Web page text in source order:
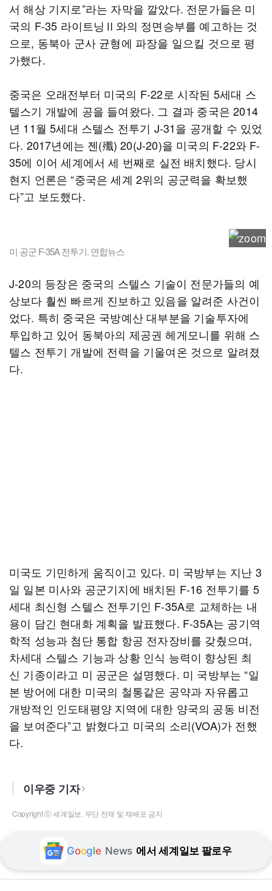
서 해상 기지로”라는 자막을 깔았다. 전문가들은 미
국의 F-35 라이트닝Ⅱ와의 정면승부를 예고하는 것
으로, 동북아 군사 균형에 파장을 일으킬 것으로 평
가했다.
중국은 오래전부터 미국의 F-22로 시작된 5세대 스
텔스기 개발에 공을 들여왔다. 그 결과 중국은 2014
년 11월 5세대 스텔스 전투기 J-31을 공개할 수 있었
다. 2017년에는 젠(殲) 20(J-20)을 미국의 F-22와 F-
35에 이어 세계에서 세 번째로 실전 배치했다. 당시
현지 언론은 “중국은 세계 2위의 공군력을 확보했
다”고 보도했다.
미 공군 F-35A 전투기. 연합뉴스
J-20의 등장은 중국의 스텔스 기술이 전문가들의 예
상보다 훨씬 빠르게 진보하고 있음을 알려준 사건이
었다. 특히 중국은 국방예산 대부분을 기술투자에
투입하고 있어 동북아의 제공권 헤게모니를 위해 스
텔스 전투기 개발에 전력을 기울여온 것으로 알려졌
다.
미국도 기민하게 움직이고 있다. 미 국방부는 지난 3
일 일본 미사와 공군기지에 배치된 F-16 전투기를 5
세대 최신형 스텔스 전투기인 F-35A로 교체하는 내
용이 담긴 현대화 계획을 발표했다. F-35A는 공기역
학적 성능과 첨단 통합 항공 전자장비를 갖췄으며,
차세대 스텔스 기능과 상황 인식 능력이 향상된 최
신 기종이라고 미 공군은 설명했다. 미 국방부는 “일
본 방어에 대한 미국의 철통같은 공약과 자유롭고
개방적인 인도태평양 지역에 대한 양국의 공동 비전
을 보여준다”고 밝혔다고 미국의 소리(VOA)가 전했
다.
이우중 기자
Copyright ⓒ 세계일보. 무단 전재 및 재배포 금지
Google News 에서 세계일보 팔로우